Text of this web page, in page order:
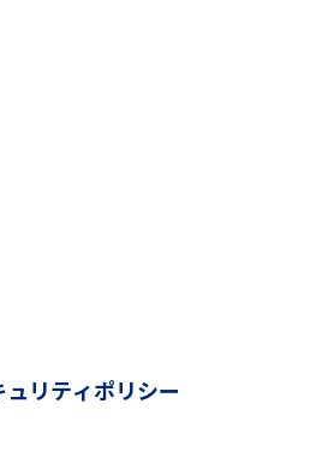
リティポリシー